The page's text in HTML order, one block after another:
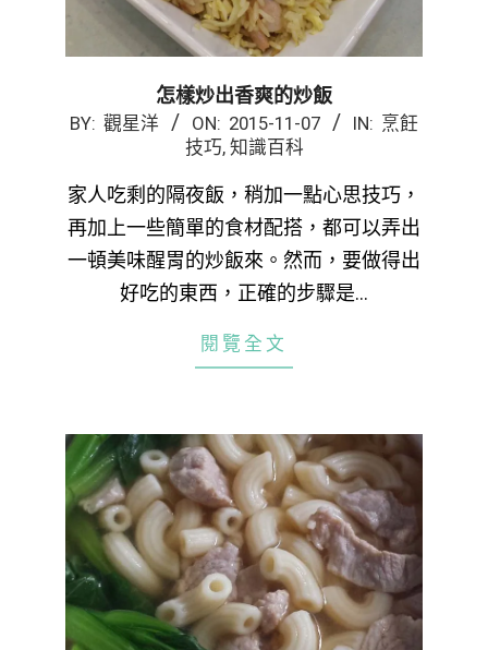
怎樣炒出香爽的炒飯
2015-
07
BY: 觀星洋 ON: 2015-11-07 IN: 烹飪
技巧, 知識百科
家人吃剩的隔夜飯，稍加一點心思技巧，
再加上一些簡單的食材配搭，都可以弄出
一頓美味醒胃的炒飯來。然而，要做得出
好吃的東西，正確的步驟是…
閱覽全文